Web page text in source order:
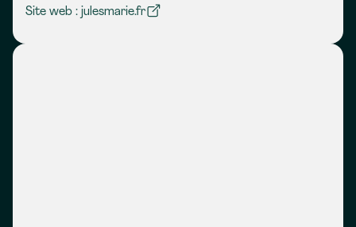
Site web : julesmarie.fr